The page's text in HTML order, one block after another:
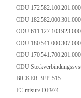
ODU
ODU
ODU
ODU
ODU
ODU
BICKER BEP-515
FC misure DF974